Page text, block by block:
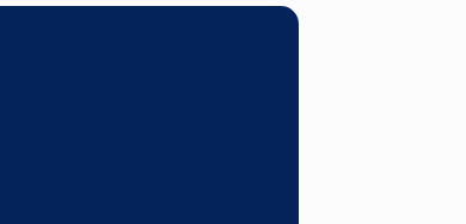
2023 öffnen.